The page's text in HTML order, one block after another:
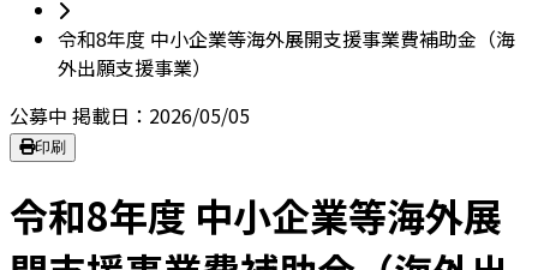
令和8年度 中小企業等海外展開支援事業費補助金（海
外出願支援事業）
公募中 掲載日：2026/05/05
印刷
令和8年度 中小企業等海外展